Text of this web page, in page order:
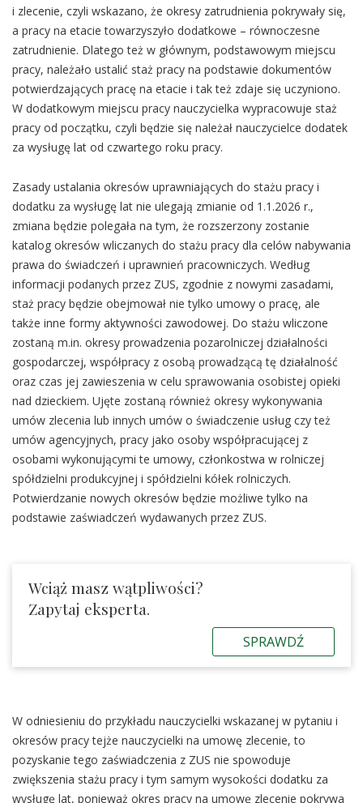
i zlecenie, czyli wskazano, że okresy zatrudnienia pokrywały się,
a pracy na etacie towarzyszyło dodatkowe – równoczesne
zatrudnienie. Dlatego też w głównym, podstawowym miejscu
pracy, należało ustalić staż pracy na podstawie dokumentów
potwierdzających pracę na etacie i tak też zdaje się uczyniono.
W dodatkowym miejscu pracy nauczycielka wypracowuje staż
pracy od początku, czyli będzie się należał nauczycielce dodatek
za wysługę lat od czwartego roku pracy.
Zasady ustalania okresów uprawniających do stażu pracy i
dodatku za wysługę lat nie ulegają zmianie od 1.1.2026 r.,
zmiana będzie polegała na tym, że rozszerzony zostanie
katalog okresów wliczanych do stażu pracy dla celów nabywania
prawa do świadczeń i uprawnień pracowniczych. Według
informacji podanych przez ZUS, zgodnie z nowymi zasadami,
staż pracy będzie obejmował nie tylko umowy o pracę, ale
także inne formy aktywności zawodowej. Do stażu wliczone
zostaną m.in. okresy prowadzenia pozarolniczej działalności
gospodarczej, współpracy z osobą prowadzącą tę działalność
oraz czas jej zawieszenia w celu sprawowania osobistej opieki
nad dzieckiem. Ujęte zostaną również okresy wykonywania
umów zlecenia lub innych umów o świadczenie usług czy też
umów agencyjnych, pracy jako osoby współpracującej z
osobami wykonującymi te umowy, członkostwa w rolniczej
spółdzielni produkcyjnej i spółdzielni kółek rolniczych.
Potwierdzanie nowych okresów będzie możliwe tylko na
podstawie zaświadczeń wydawanych przez ZUS.
Wciąż masz wątpliwości?
Zapytaj eksperta.
SPRAWDŹ
W odniesieniu do przykładu nauczycielki wskazanej w pytaniu i
okresów pracy tejże nauczycielki na umowę zlecenie, to
pozyskanie tego zaświadczenia z ZUS nie spowoduje
zwiększenia stażu pracy i tym samym wysokości dodatku za
wysługę lat, ponieważ okres pracy na umowę zlecenie pokrywa